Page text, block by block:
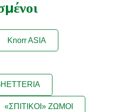
Knorr ASIA
«ΣΠΙΤΙΚΟΙ» ΖΩΜΟΙ